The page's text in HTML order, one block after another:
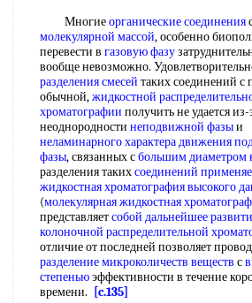
Многиеорганические соединения
молекулярной массой, особенно
перевести в газовую фазу
вообще невозможно.
разделения смесей таких соединений
обычной,жидкостной
хроматографии получить не удается из-
неоднородности неподвижной фазыи
неламинарногохарактера движения
фазы, связанных сбольшим диаметром
разделения такихсоединений
жидкостная хроматография высокого
(молекулярная жидкостная
представляетсобой дальнейшее
колоночной распределительной
отличие от последней позволяет
разделение микроколичеств веществ с
степеньюэффективности в течение
времени.
[c.135]